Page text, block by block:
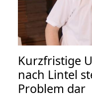
Kurzfristige
nach Lintel
Problem dar